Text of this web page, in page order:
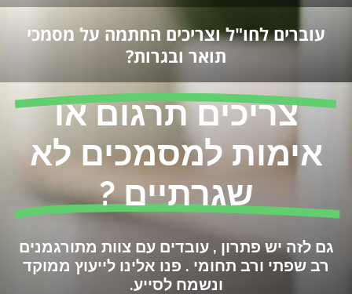
עוברים לחו"ל וצריכים החתמה על מסמכי
תואר ובגרות?
צריכים תרגום או
אימות למסמכים לא
שגרתיים ?
גם לזה יש פתרון , עובדים עם צוות מתורגמנים
רב שפתי ורב תחומי . פנו אלינו לייעוץ ממוקד
ונשמח לסייע.